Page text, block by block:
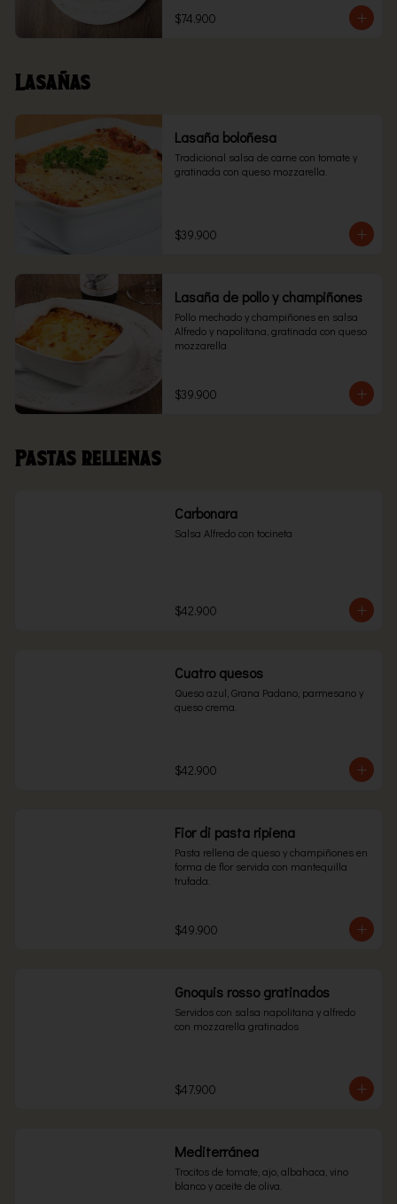
$74.900
Lasañas
Lasaña boloñesa
Tradicional salsa de carne con tomate y
gratinada con queso mozzarella.
$39.900
Lasaña de pollo y champiñones
Pollo mechado y champiñones en salsa
Alfredo y napolitana, gratinada con queso
mozzarella
$39.900
Pastas rellenas
Carbonara
Salsa Alfredo con tocineta
$42.900
Cuatro quesos
Queso azul, Grana Padano, parmesano y
queso crema.
$42.900
Fior di pasta ripiena
Pasta rellena de queso y champiñones en
forma de flor servida con mantequilla
trufada.
$49.900
Gnoquis rosso gratinados
Servidos con salsa napolitana y alfredo
con mozzarella gratinados
$47.900
Mediterránea
Trocitos de tomate, ajo, albahaca, vino
blanco y aceite de oliva.